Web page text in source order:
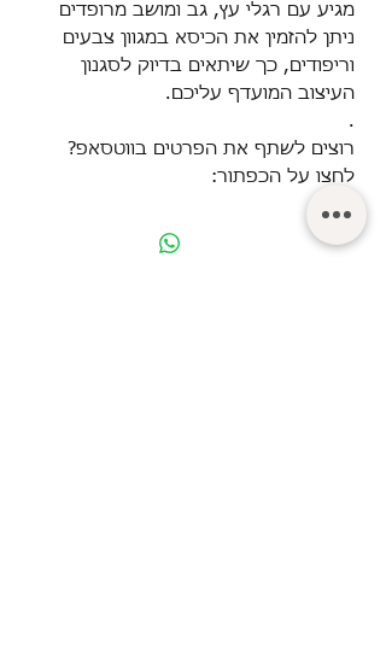
מגיע עם רגלי עץ, גב ומושב מרופדים
ניתן להזמין את הכיסא במגוון צבעים
וריפודים, כך שיתאים בדיוק לסגנון
העיצוב המועדף עליכם.
.
רוצים לשתף את הפרטים בווטסאפ?
לחצו על הכפתור: